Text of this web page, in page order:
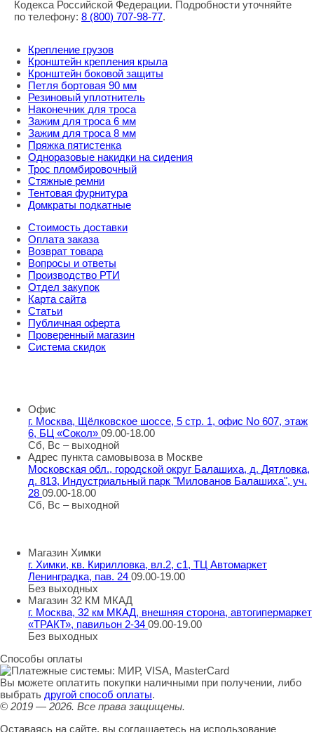
Кодекса Российской Федерации. Подробности уточняйте
по телефону: 8 (800) 707-98-77.
Крепление грузов
Кронштейн крепления крыла
Кронштейн боковой защиты
Петля бортовая 90 мм
Резиновый уплотнитель
Наконечник для троса
Зажим для троса 6 мм
Зажим для троса 8 мм
Пряжка пятистенка
Одноразовые накидки на сидения
Трос пломбировочный
Стяжные ремни
Тентовая фурнитура
Домкраты подкатные
Стоимость доставки
Оплата заказа
Возврат товара
Вопросы и ответы
Производство РТИ
Отдел закупок
Карта сайта
Статьи
Публичная оферта
Проверенный магазин
Система скидок
Офис
г. Москва, Щёлковское шоссе, 5 стр. 1, офис No 607, этаж
6, БЦ «Сокол» 09.00-18.00
Сб, Вс – выходной
Адрес пункта самовывоза в Москве
Московская обл., городской округ Балашиха, д. Дятловка,
д. 813, Индустриальный парк "Милованов Балашиха", уч.
28 09.00-18.00
Сб, Вс – выходной
Магазин Химки
г. Химки, кв. Кирилловка, вл.2, с1, ТЦ Автомаркет
Ленинградка, пав. 24 09.00-19.00
Без выходных
Магазин 32 КМ МКАД
г. Москва, 32 км МКАД, внешняя сторона, автогипермаркет
«ТРАКТ», павильон 2-34 09.00-19.00
Без выходных
Способы оплаты
Вы можете оплатить покупки наличными при получении, либо
выбрать другой способ оплаты.
© 2019 — 2026. Все права защищены.
Оставаясь на сайте, вы соглашаетесь на использование